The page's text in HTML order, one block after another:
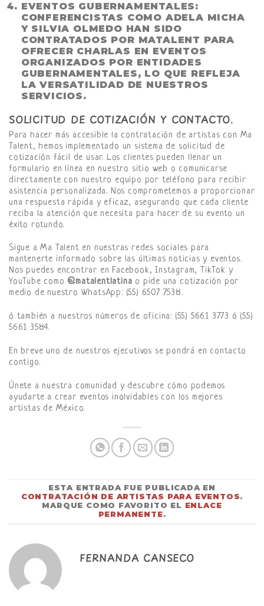
EVENTOS GUBERNAMENTALES:
CONFERENCISTAS COMO ADELA MICHA
Y SILVIA OLMEDO HAN SIDO
CONTRATADOS POR MATALENT PARA
OFRECER CHARLAS EN EVENTOS
ORGANIZADOS POR ENTIDADES
GUBERNAMENTALES, LO QUE REFLEJA
LA VERSATILIDAD DE NUESTROS
SERVICIOS.
SOLICITUD DE COTIZACIÓN Y CONTACTO.
Para hacer más accesible la contratación de artistas con Ma
Talent, hemos implementado un sistema de solicitud de
cotización fácil de usar. Los clientes pueden llenar un
formulario en línea en nuestro sitio web o comunicarse
directamente con nuestro equipo por teléfono para recibir
asistencia personalizada. Nos comprometemos a proporcionar
una respuesta rápida y eficaz, asegurando que cada cliente
reciba la atención que necesita para hacer de su evento un
éxito rotundo.
Sigue a Ma Talent en nuestras redes sociales para
mantenerte informado sobre las últimas noticias y eventos.
Nos puedes encontrar en Facebook, Instagram, TikTok y
YouTube como @matalentlatina o pide una cotización por
medio de nuestro WhatsApp: (55) 6507 7538.
ó también a nuestros números de oficina: (55) 5661 3773 ó (55)
5661 3584.
En breve uno de nuestros ejecutivos se pondrá en contacto
contigo.
Únete a nuestra comunidad y descubre cómo podemos
ayudarte a crear eventos inolvidables con los mejores
artistas de México.
ESTA ENTRADA FUE PUBLICADA EN
CONTRATACIÓN DE ARTISTAS PARA EVENTOS.
MARQUE COMO FAVORITO EL ENLACE
PERMANENTE.
FERNANDA CANSECO